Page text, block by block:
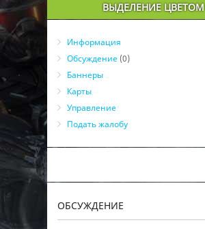
ВЫДЕЛЕНИЕ ЦВЕТОМ
Информация
Обсуждение (0)
Баннеры
Карты
Управление
Подать жалобу
ОБСУЖДЕНИЕ